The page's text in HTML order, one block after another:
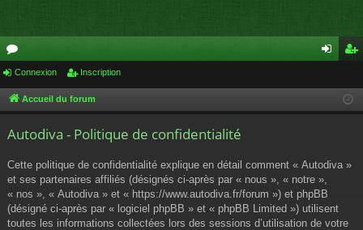
or
u cri
Connexion Inscription
Accueil du forum
Autodiva - Politique de confidentialité
Cette politique de confidentialité explique en détail comment « Autodiva »
et ses partenaires affiliés (désignés ci-après par « nous », « notre »,
« nos », « Autodiva » et « https://www.autodiva.fr/forum ») et phpBB
(désigné ci-après par « logiciel phpBB » et « phpBB Limited ») utilisent
toutes les informations collectées lors des sessions d’utilisation de votre